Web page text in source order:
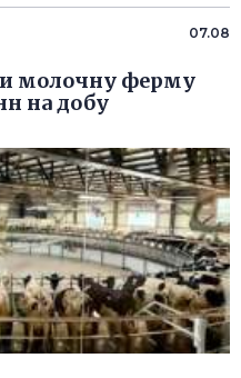
07.08
молочну ферму
на добу